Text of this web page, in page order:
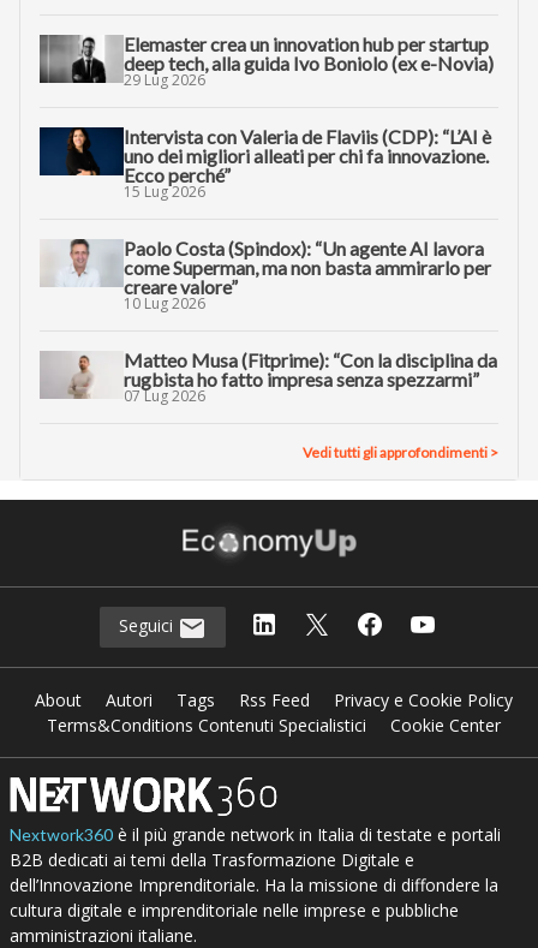
Elemaster crea un innovation hub per startup
deep tech, alla guida Ivo Boniolo (ex e-Novia)
29 Lug 2026
Intervista con Valeria de Flaviis (CDP): “L’AI è
uno dei migliori alleati per chi fa innovazione.
Ecco perché”
15 Lug 2026
Paolo Costa (Spindox): “Un agente AI lavora
come Superman, ma non basta ammirarlo per
creare valore”
10 Lug 2026
Matteo Musa (Fitprime): “Con la disciplina da
rugbista ho fatto impresa senza spezzarmi”
07 Lug 2026
Vedi tutti gli approfondimenti >
Seguici
About Autori Tags Rss Feed
Privacy e Cookie Policy
Terms&Conditions Contenuti Specialistici
Cookie Center
Nextwork360è il più grande network in Italia di testate e portali
B2B dedicati ai temi della Trasformazione Digitale e
dell’Innovazione Imprenditoriale. Ha la missione di diffondere la
cultura digitale e imprenditoriale nelle imprese e pubbliche
amministrazioni italiane.